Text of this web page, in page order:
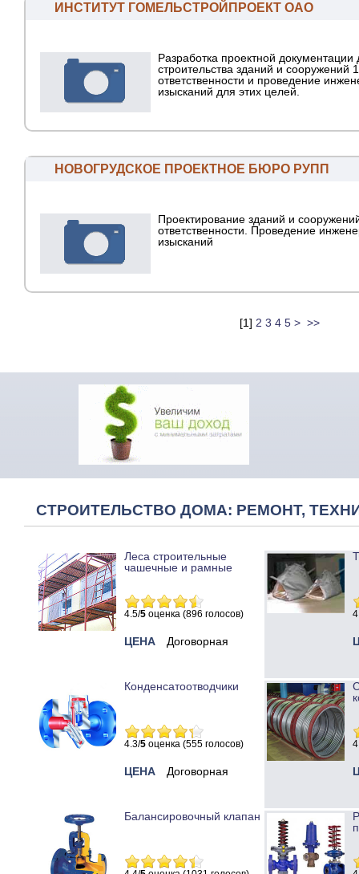
ИНСТИТУТ ГОМЕЛЬСТРОЙПРОЕКТ ОАО
Разработка проектной документации
строительства зданий и сооружений
ответственности и проведение
изысканий для этих целей.
НОВОГРУДСКОЕ ПРОЕКТНОЕ БЮРО РУПП
Проектирование зданий и
ответственности. Проведение
изысканий
[1] 2 3 4 5 > >>
СТРОИТЕЛЬСТВО ДОМА: РЕМОНТ,
Леса строительные
чашечные и рамные
4.5/5 оценка (896 голосов)
ЦЕНА Договорная
Конденсатоотводчики
4.3/5 оценка (555 голосов)
ЦЕНА Договорная
Балансировочный клапан